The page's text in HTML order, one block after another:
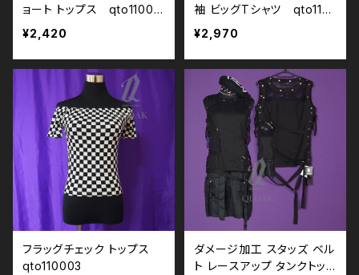
ョート トップス qto11006
5 モノトーン ブラックコー
デ 黒コーデ モード 系 ゴス
ゴシック ゴスロリ パンク ロ
ック Ｖ 系 韓国ファッション
ストリート系 原宿 個性的
¥2,420
袖 ビッグTシャツ qto110
012 大きいサイズ ユニセ
ックス ビッグシルエット オ
ーバーサイズ ロングアーム
ドロップショルダー 韓国フ
ァッション ストリート系
¥2,970
フラッグチェック トップス
qto110003
ダメージ加工 スタッズ ベル
ト レースアップ タンクトッ